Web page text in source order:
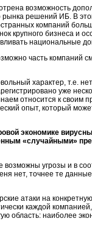
возможность
решений ИБ. В
компаний
бизнеса и
национальные
часть компаний
характер, т.е.
уже
относится к своим
опыт, который
экономике
«случайными»
угрозы и в
нет, точнее те
атаки на
каждой
область: наиболее